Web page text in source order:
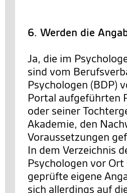
6. Werden die
Ja, die im
sind vom
Psychologen (BDP)
Portal aufgeführten
oder seiner
Akademie, den
Voraussetzungen
In dem Verzeichnis
Psychologen vor
geprüfte eigene
sich allerdings auf